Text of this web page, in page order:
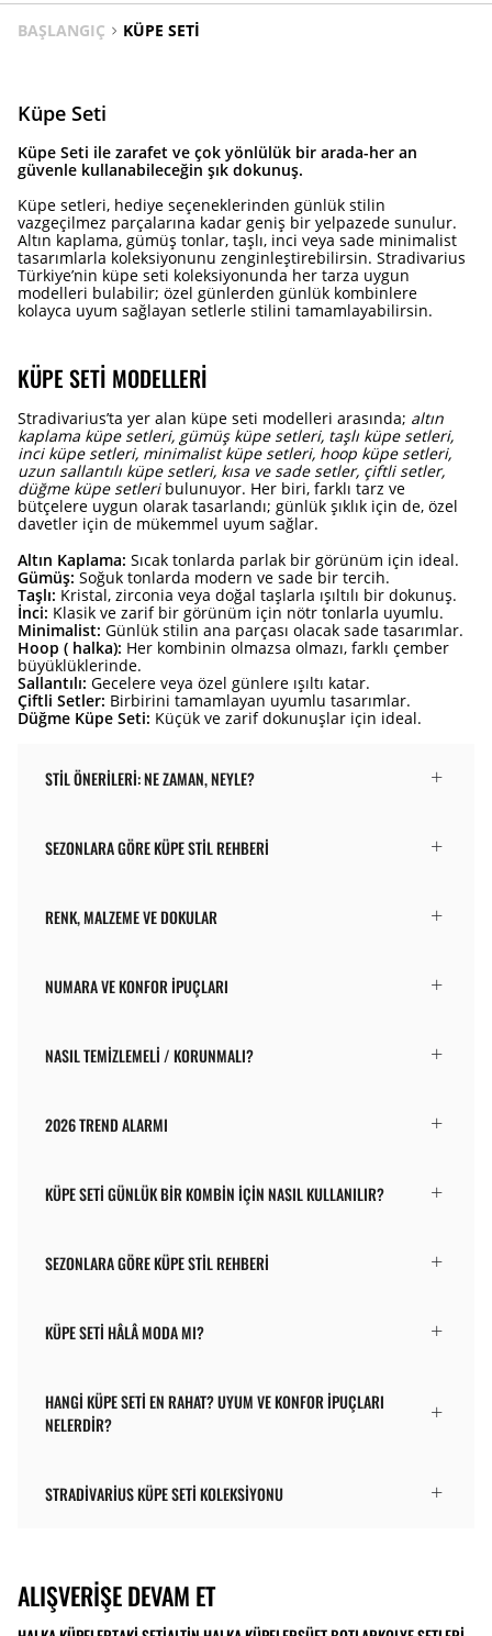
BAŞLANGIÇ KÜPE SETI
Küpe Seti
Küpe Seti ile zarafet ve çok yönlülük bir arada-her an
güvenle kullanabileceğin şık dokunuş.
Küpe setleri, hediye seçeneklerinden günlük stilin
vazgeçilmez parçalarına kadar geniş bir yelpazede sunulur.
Altın kaplama, gümüş tonlar, taşlı, inci veya sade minimalist
tasarımlarla koleksiyonunu zenginleştirebilirsin. Stradivarius
Türkiye’nin küpe seti koleksiyonunda her tarza uygun
modelleri bulabilir; özel günlerden günlük kombinlere
kolayca uyum sağlayan setlerle stilini tamamlayabilirsin.
KÜPE SETI MODELLERI
Stradivarius’ta yer alan küpe seti modelleri arasında; altın
kaplama küpe setleri, gümüş küpe setleri, taşlı küpe setleri,
inci küpe setleri, minimalist küpe setleri, hoop küpe setleri,
uzun sallantılı küpe setleri, kısa ve sade setler, çiftli setler,
düğme küpe setleribulunuyor. Her biri, farklı tarz ve
bütçelere uygun olarak tasarlandı; günlük şıklık için de, özel
davetler için de mükemmel uyum sağlar.
Altın Kaplama: Sıcak tonlarda parlak bir görünüm için ideal.
Gümüş: Soğuk tonlarda modern ve sade bir tercih.
Taşlı: Kristal, zirconia veya doğal taşlarla ışıltılı bir dokunuş.
İnci: Klasik ve zarif bir görünüm için nötr tonlarla uyumlu.
Minimalist: Günlük stilin ana parçası olacak sade tasarımlar.
Hoop ( halka): Her kombinin olmazsa olmazı, farklı çember
büyüklüklerinde.
Sallantılı: Gecelere veya özel günlere ışıltı katar.
Çiftli Setler: Birbirini tamamlayan uyumlu tasarımlar.
Düğme Küpe Seti: Küçük ve zarif dokunuşlar için ideal.
STIL ÖNERILERI: NE ZAMAN, NEYLE?
SEZONLARA GÖRE KÜPE STIL REHBERI
RENK, MALZEME VE DOKULAR
NUMARA VE KONFOR İPUÇLARI
NASIL TEMIZLEMELI / KORUNMALI?
2026 TREND ALARMI
KÜPE SETI GÜNLÜK BIR KOMBIN IÇIN NASIL KULLANILIR?
SEZONLARA GÖRE KÜPE STIL REHBERI
KÜPE SETI HÂLÂ MODA MI?
HANGI KÜPE SETI EN RAHAT? UYUM VE KONFOR IPUÇLARI
NELERDIR?
STRADIVARIUS KÜPE SETI KOLEKSIYONU
ALIŞVERIŞE DEVAM ET